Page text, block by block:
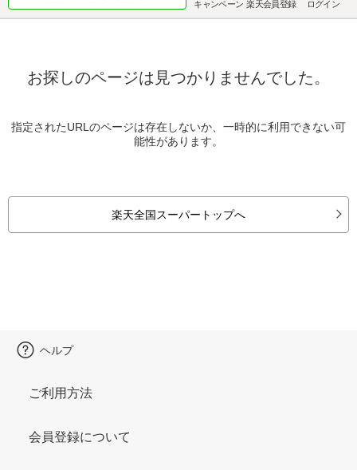
キャンペーン 楽天会員登録 ログイン
お探しのページは見つかりませんでした。
指定されたURLのページは存在しないか、一時的に利用できない可
能性があります。
楽天全国スーパートップへ
ヘルプ
ご利用方法
会員登録について